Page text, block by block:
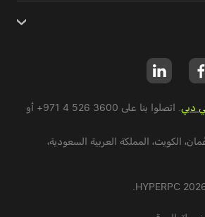
دبي . اتصلوا بنا على +971 4 526 3600 أو
، الكويت، المملكة العربية السعودية،